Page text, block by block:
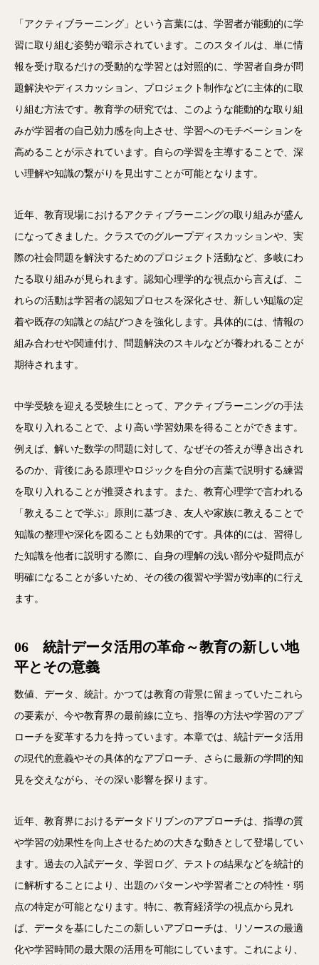
「アクティブラーニング」という言葉には、学習者が能動的に学
習に取り組む姿勢が暗示されています。このスタイルは、単に情
報を受け取るだけの受動的な学習とは対照的に、学習者自身が問
題解決やディスカッション、プロジェクト制作などに主体的に取
り組む方法です。教育学の研究では、このような能動的な取り組
みが学習者の自己効力感を向上させ、学習へのモチベーションを
高めることが示されています。自らの学習を主導することで、深
い理解や知識の繋がりを見出すことが可能となります。
近年、教育現場におけるアクティブラーニングの取り組みが盛ん
になってきました。クラスでのグループディスカッションや、実
際の社会問題を解決するためのプロジェクト活動など、多岐にわ
たる取り組みが見られます。認知心理学的な視点から言えば、こ
れらの活動は学習者の認知プロセスを深化させ、新しい知識の定
着や既存の知識との結びつきを強化します。具体的には、情報の
組み合わせや関連付け、問題解決のスキルなどが養われることが
期待されます。
中学受験を迎える受験生にとって、アクティブラーニングの手法
を取り入れることで、より高い学習効果を得ることができます。
例えば、解いた数学の問題に対して、なぜその答えが導き出され
るのか、背後にある原理やロジックを自分の言葉で説明する練習
を取り入れることが推奨されます。また、教育心理学で言われる
「教えることで学ぶ」原則に基づき、友人や家族に教えることで
知識の整理や深化を図ることも効果的です。具体的には、習得し
た知識を他者に説明する際に、自身の理解の浅い部分や疑問点が
明確になることが多いため、その後の復習や学習が効率的に行え
ます。
06 統計データ活用の革命～教育の新しい地
平とその意義
数値、データ、統計。かつては教育の背景に留まっていたこれら
の要素が、今や教育界の最前線に立ち、指導の方法や学習のアプ
ローチを変革する力を持っています。本章では、統計データ活用
の現代的意義やその具体的なアプローチ、さらに最新の学問的知
見を交えながら、その深い影響を探ります。
近年、教育界におけるデータドリブンのアプローチは、指導の質
や学習の効果性を向上させるための大きな動きとして登場してい
ます。過去の入試データ、学習ログ、テストの結果などを統計的
に解析することにより、出題のパターンや学習者ごとの特性・弱
点の特定が可能となります。特に、教育経済学の視点から見れ
ば、データを基にしたこの新しいアプローチは、リソースの最適
化や学習時間の最大限の活用を可能にしています。これにより、